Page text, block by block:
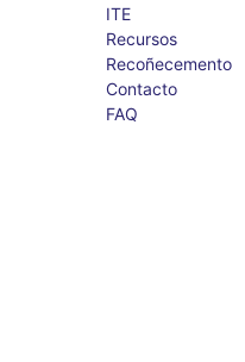
ITE
Recursos
Recoñecemento
Contacto
FAQ